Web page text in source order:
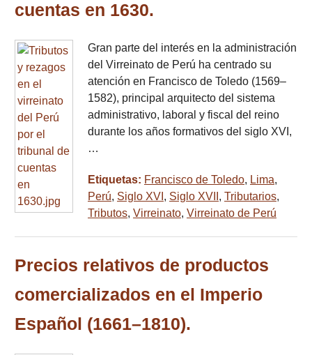
cuentas en 1630.
Gran parte del interés en la administración
del Virreinato de Perú ha centrado su
atención en Francisco de Toledo (1569–
1582), principal arquitecto del sistema
administrativo, laboral y fiscal del reino
durante los años formativos del siglo XVI,
…
Etiquetas: Francisco de Toledo, Lima,
Perú, Siglo XVI , Siglo XVII , Tributarios,
Tributos, Virreinato, Virreinato de Perú
Precios relativos de productos
comercializados en el Imperio
Español (1661–1810).